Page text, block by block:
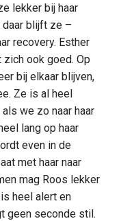
lekker bij haar
daar blijft ze –
recovery. Esther
ook goed. Op
bij elkaar blijven,
Ze is al heel
we zo naar haar
lang op haar
even in de
met haar naar
mag Roos lekker
heel alert en
geen seconde stil.